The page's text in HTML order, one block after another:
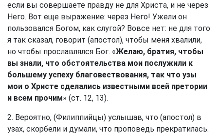
если вы совершаете правду не для Христа, и не через
Него. Вот еще выражение: через Него! Ужели он
пользовался Богом, как слугой? Вовсе нет: не для того
я так сказал, говорит (апостол), чтобы меня хвалили,
но чтобы прославлялся Бог. «Желаю, братия, чтобы
вы знали, что обстоятельства мои послужили к
большему успеху благовествования, так что узы
мои о Христе сделались известными всей претории
и всем прочим» (ст. 12, 13).
2. Вероятно, (Филиппийцы) услышав, что (апостол) в
узах, скорбели и думали, что проповедь прекратилась.